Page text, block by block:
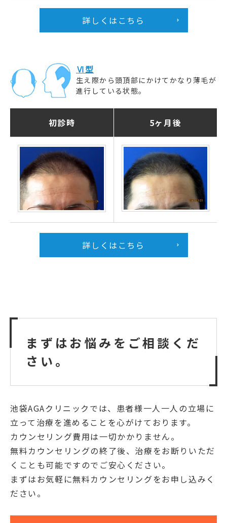
詳しくはこちら
Ⅵ型
生え際から頭頂部にかけてかなり薄毛が
進行している状態。
初診時 5ヶ月後
詳しくはこちら
まずはお悩みをご相談くだ
さい。
池袋AGAクリニックでは、患者様一人一人の立場に
立って治療を進めることを心がけております。
カウンセリング費用は一切かかりません。
無料カウンセリングの終了後、治療をお断りいただ
くことも可能ですのでご安心ください。
まずはお気軽に無料カウンセリングをお申し込みく
ださい。